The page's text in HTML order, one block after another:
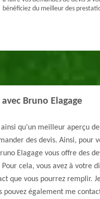
bénéficiez du meilleur des
Bruno Elagage
qu’un meilleur aperçu
des devis. Ainsi, pour
Elagage vous offre des
cela, vous avez à votre
que vous pourrez remplir.
pouvez également me